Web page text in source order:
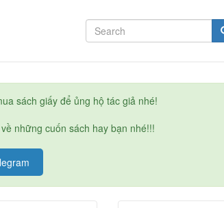
sách giấy để ủng hộ tác giả nhé!
những cuốn sách hay bạn nhé!!!